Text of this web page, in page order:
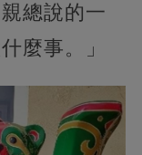
總說的一
麼事。」